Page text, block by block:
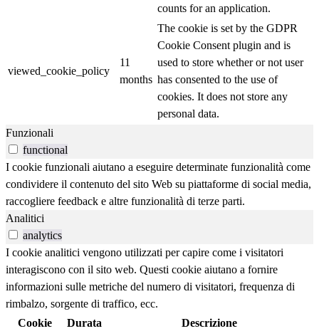
counts for an application.
viewed_cookie_policy
11
months
The cookie is set by the GDPR
Cookie Consent plugin and is
used to store whether or not user
has consented to the use of
cookies. It does not store any
personal data.
Funzionali
functional
I cookie funzionali aiutano a eseguire determinate funzionalità come
condividere il contenuto del sito Web su piattaforme di social media,
raccogliere feedback e altre funzionalità di terze parti.
Analitici
analytics
I cookie analitici vengono utilizzati per capire come i visitatori
interagiscono con il sito web. Questi cookie aiutano a fornire
informazioni sulle metriche del numero di visitatori, frequenza di
rimbalzo, sorgente di traffico, ecc.
Cookie
Durata Descrizione